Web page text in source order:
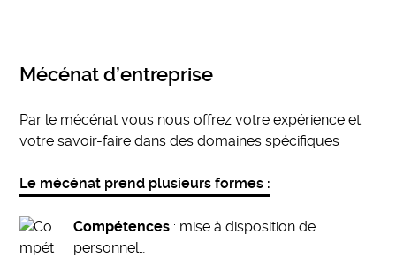
Mécénat d’entreprise
Par le mécénat vous nous offrez votre expérience et
votre savoir-faire dans des domaines spécifiques
Le mécénat prend plusieurs formes :
Compétences : mise à disposition de
personnel…